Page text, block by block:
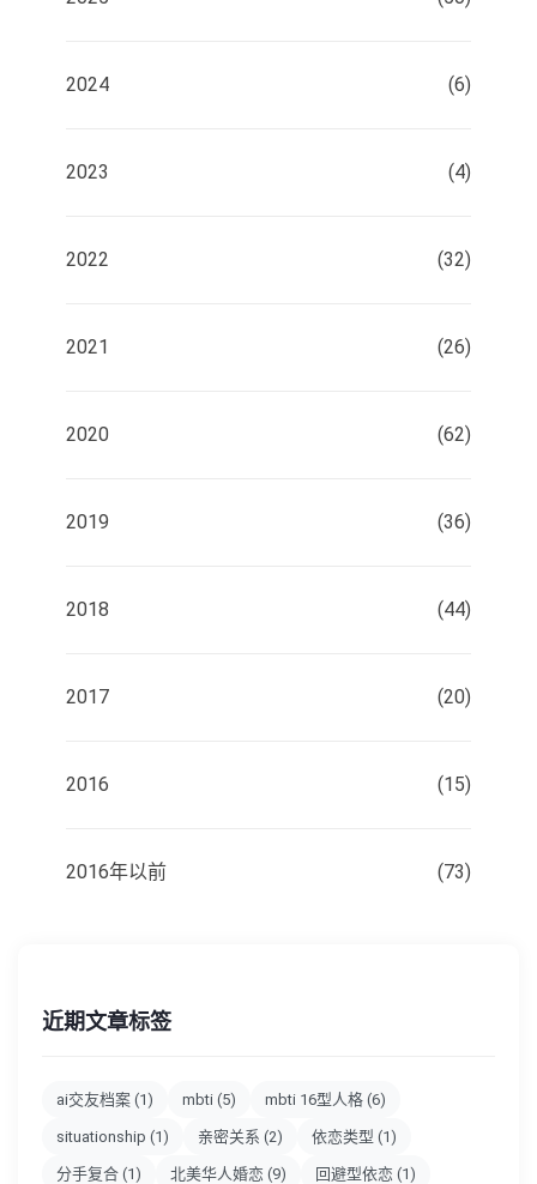
2024 (6)
2023 (4)
2022 (32)
2021 (26)
2020 (62)
2019 (36)
2018 (44)
2017 (20)
2016 (15)
2016年以前 (73)
近期文章标签
ai交友档案 (1) mbti (5) mbti 16型人格 (6)
situationship (1) 亲密关系 (2) 依恋类型 (1)
分手复合 (1) 北美华人婚恋 (9) 回避型依恋 (1)